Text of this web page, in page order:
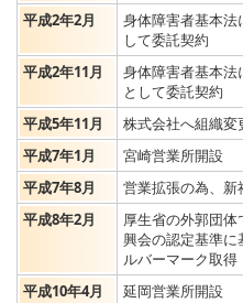
平成2年2月
身体障害者基本法
して委託契約
平成2年11月
身体障害者基本
として委託契約
平成5年11月
株式会社へ組織変
平成7年1月
宮崎営業所開設
平成7年8月
営業拡張の為、新
平成8年2月
厚生省の外郭団
興会の認定基準に
ルバーマーク取得
平成10年4月
延岡営業所開設